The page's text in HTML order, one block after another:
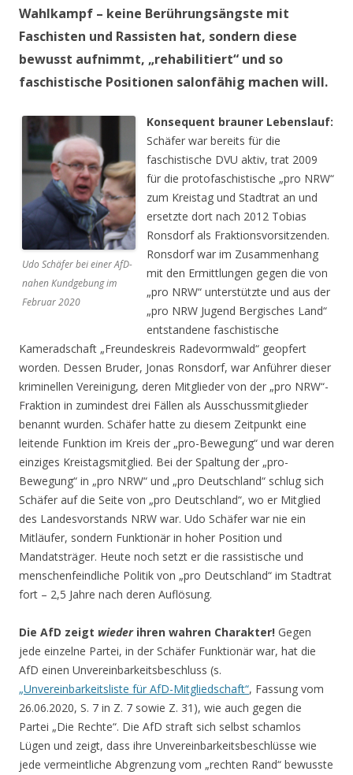
Wahlkampf – keine Berührungsängste mit
Faschisten und Rassisten hat, sondern diese
bewusst aufnimmt, „rehabilitiert“ und so
faschistische Positionen salonfähig machen will.
Udo Schäfer bei einer AfD-
nahen Kundgebung im
Februar 2020
Konsequent brauner Lebenslauf:
Schäfer war bereits für die
faschistische DVU aktiv, trat 2009
für die protofaschistische „pro NRW“
zum Kreistag und Stadtrat an und
ersetzte dort nach 2012 Tobias
Ronsdorf als Fraktionsvorsitzenden.
Ronsdorf war im Zusammenhang
mit den Ermittlungen gegen die von
„pro NRW“ unterstützte und aus der
„pro NRW Jugend Bergisches Land“
entstandene faschistische
Kameradschaft „Freundeskreis Radevormwald“ geopfert
worden. Dessen Bruder, Jonas Ronsdorf, war Anführer dieser
kriminellen Vereinigung, deren Mitglieder von der „pro NRW“-
Fraktion in zumindest drei Fällen als Ausschussmitglieder
benannt wurden. Schäfer hatte zu diesem Zeitpunkt eine
leitende Funktion im Kreis der „pro-Bewegung“ und war deren
einziges Kreistagsmitglied. Bei der Spaltung der „pro-
Bewegung“ in „pro NRW“ und „pro Deutschland“ schlug sich
Schäfer auf die Seite von „pro Deutschland“, wo er Mitglied
des Landesvorstands NRW war. Udo Schäfer war nie ein
Mitläufer, sondern Funktionär in hoher Position und
Mandatsträger. Heute noch setzt er die rassistische und
menschenfeindliche Politik von „pro Deutschland“ im Stadtrat
fort – 2,5 Jahre nach deren Auflösung.
Die AfD zeigt wiederihren wahren Charakter! Gegen
jede einzelne Partei, in der Schäfer Funktionär war, hat die
AfD einen Unvereinbarkeitsbeschluss (s.
„Unvereinbarkeitsliste für AfD-Mitgliedschaft“, Fassung vom
26.06.2020, S. 7 in Z. 7 sowie Z. 31), wie auch gegen die
Partei „Die Rechte“. Die AfD straft sich selbst schamlos
Lügen und zeigt, dass ihre Unvereinbarkeitsbeschlüsse wie
jede vermeintliche Abgrenzung vom „rechten Rand“ bewusste